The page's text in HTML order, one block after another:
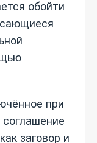
обойти
при
заговор и